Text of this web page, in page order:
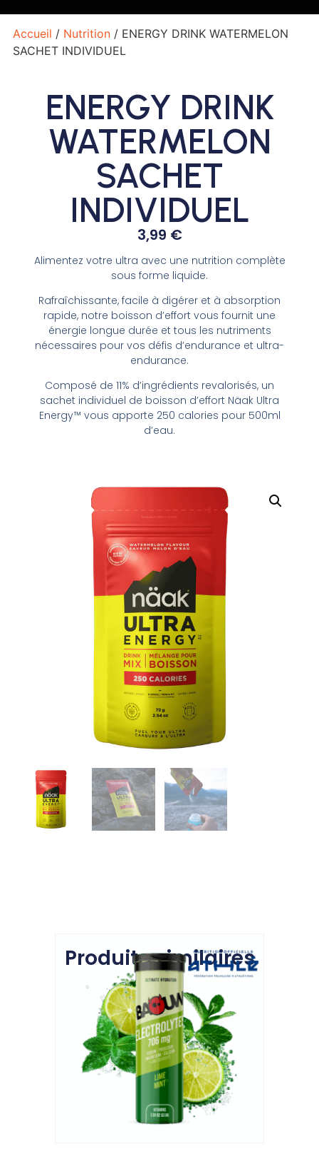
Accueil / Nutrition/ ENERGY DRINK WATERMELON
SACHET INDIVIDUEL
ENERGY DRINK
WATERMELON
SACHET
INDIVIDUEL
3,99 €
Alimentez votre ultra avec une nutrition complète
sous forme liquide.
Rafraîchissante, facile à digérer et à absorption
rapide, notre boisson d’effort vous fournit une
énergie longue durée et tous les nutriments
nécessaires pour vos défis d’endurance et ultra-
endurance.
Composé de 11% d’ingrédients revalorisés, un
sachet individuel de boisson d’effort Näak Ultra
Energy™ vous apporte 250 calories pour 500ml
d’eau.
Produits similaires